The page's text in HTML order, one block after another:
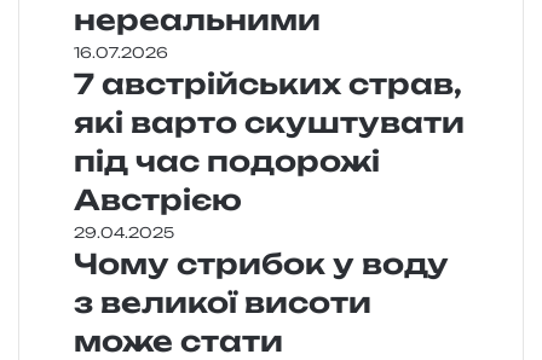
нереальними
16.07.2026
7 австрійських страв,
які варто скуштувати
під час подорожі
Австрією
29.04.2025
Чому стрибок у воду
з великої висоти
може стати